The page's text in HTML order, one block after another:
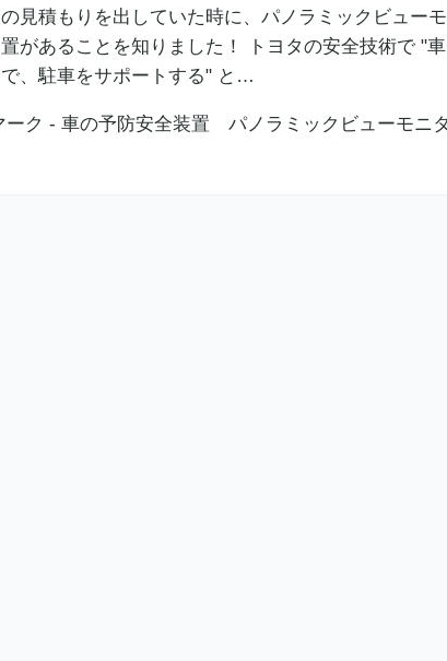
の見積もりを出していた時に、パノラミックビュー
置があることを知りました！ トヨタの安全技術で "
で、駐車をサポートする" と…